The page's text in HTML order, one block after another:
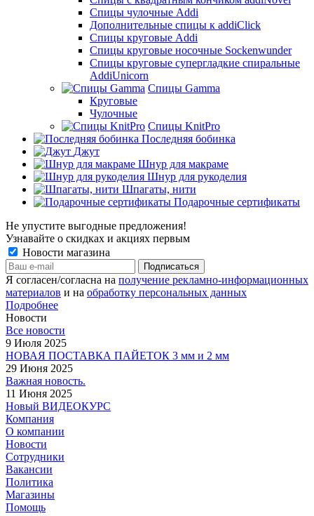
Спицы чулочные Addi
Дополнительные спицы к addiClick
Спицы круговые Addi
Спицы круговые носочные Sockenwunder
Спицы круговые супергладкие спиральные
AddiUnicorn
Спицы Gamma
Круговые
Чулочные
Спицы KnitPro
Последняя бобинка
Джут
Шнур для макраме
Шнур для рукоделия
Шпагаты, нити
Подарочные сертификаты
Не упустите выгодные предложения!
Узнавайте о скидках и акциях первым
Новости магазина
Я согласен/согласна на получение рекламно-информационных
материалов и на обработку персональных данных
Подробнее
Новости
Все новости
9 Июля 2025
НОВАЯ ПОСТАВКА ПАЙЕТОК 3 мм и 2 мм
29 Июня 2025
Важная новость.
11 Июня 2025
Новый ВИДЕОКУРС
Компания
О компании
Новости
Сотрудники
Вакансии
Политика
Магазины
Помощь